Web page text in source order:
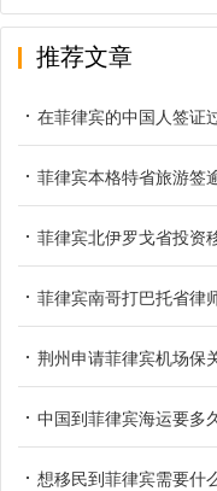
推荐文章
在菲律宾的中国人签证
菲律宾本格特省旅游签
菲律宾北伊罗戈省投资
菲律宾南哥打巴托省律
荆州申请菲律宾机场保
中国到菲律宾海运要多
想移民到菲律宾需要什